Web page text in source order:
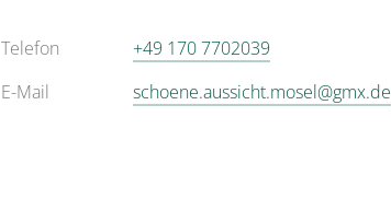
Telefon
+49 170 7702039
E-Mail
schoene.aussicht.mosel@gmx.de